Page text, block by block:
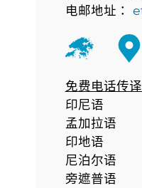
电邮地址：
免费电话传
印尼语
孟加拉语
印地语
尼泊尔语
旁遮普语